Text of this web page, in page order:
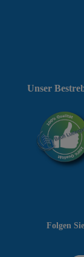
Folgen
Unser